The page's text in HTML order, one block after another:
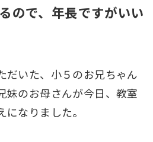
ので、年長ですがいい
だいた、小５のお兄ちゃん
妹のお母さんが今日、教室
なりました。